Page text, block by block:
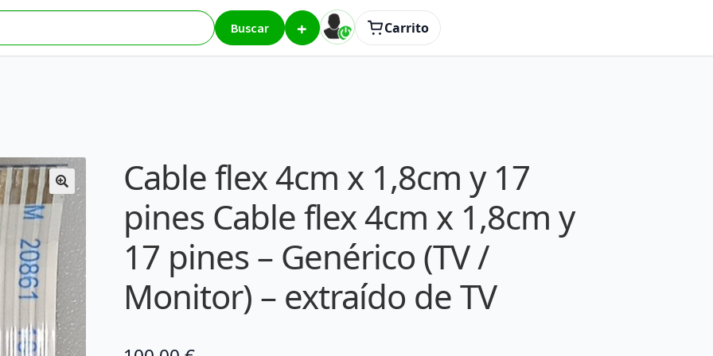
Buscar + Carrito
y 17 pines Cable flex 4cm x 1,8cm y 17 pines – Genérico (TV / Monitor) – extraído de TV
Cable flex 4cm x 1,8cm y 17
pines Cable flex 4cm x 1,8cm y
17 pines – Genérico (TV /
Monitor) – extraído de TV